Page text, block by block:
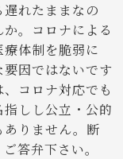
れたままなの
。コロナによる
体制を脆弱に
因ではないです
コロナ対応でも
しし公立・公的
りません。断
答弁下さい。